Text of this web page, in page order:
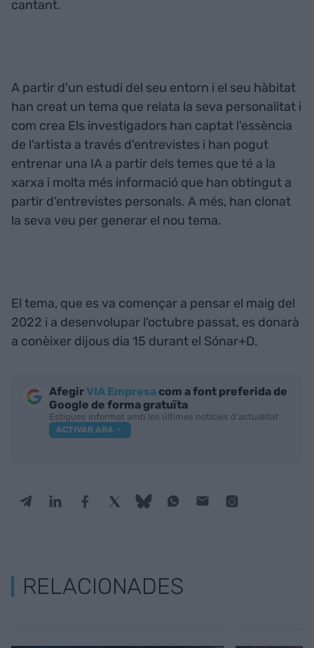
cantant.
A partir d'un estudi del seu entorn i el seu hàbitat
han creat un tema que relata la seva personalitat i
com crea Els investigadors han captat l'essència
de l'artista a través d'entrevistes i han pogut
entrenar una IA a partir dels temes que té a la
xarxa i molta més informació que han obtingut a
partir d'entrevistes personals. A més, han clonat
la seva veu per generar el nou tema.
El tema, que es va començar a pensar el maig del
2022 i a desenvolupar l'octubre passat, es donarà
a conèixer dijous dia 15 durant el Sónar+D.
AfegirVIA Empresa com a font preferida de
Google de forma gratuïta
Estigues informat amb les últimes notícies d'actualitat
ACTIVAR ARA
RELACIONADES